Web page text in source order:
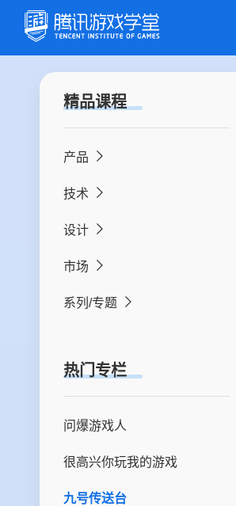
精品课程
产品
游戏策划
游戏研究与应用
游戏运营
研发项目管理
内容创作
技术
游戏客户端开发
后台开发
客户端开发
应用开发
设计
游戏美术2D设计
游戏美术3D设计
技术美术
市场
市场研究
系列/专题
创工作坊
OpenLight创造营
清华美院二学位游戏
热门专栏
问爆游戏人
很高兴你玩我的游戏
九号传送台